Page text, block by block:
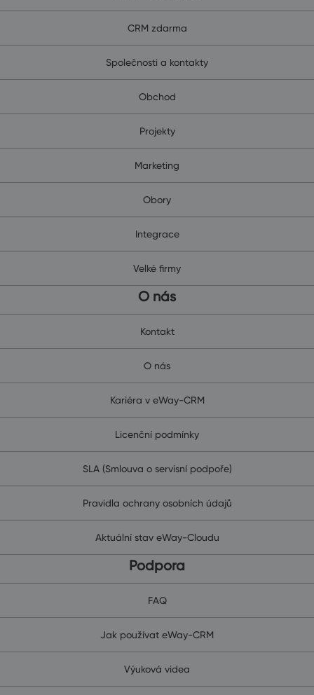
CRM zdarma
Společnosti a kontakty
Obchod
Projekty
Marketing
Obory
Integrace
Velké firmy
O nás
Kontakt
O nás
Kariéra v eWay-CRM
Licenční podmínky
SLA (Smlouva o servisní podpoře)
Pravidla ochrany osobních údajů
Aktuální stav eWay-Cloudu
Podpora
FAQ
Jak používat eWay-CRM
Výuková videa